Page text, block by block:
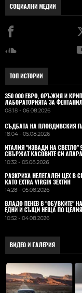
СОЦИАЛНИ МЕДИИ
ТОП ИСТОРИИ
350 000 ЕВРО, ОРЪЖИЯ И
ЛАБОРАТОРИЯТА ЗА
08:18 - 06.08.2026
СЪДБАТА НА ПЛОВДИВСКИЯ
18:04 - 05.08.2026
ИТАЛИЯ "ИЗВАДИ НА
СВЪРЖАТ КАСОВИТЕ СИ
10:32 - 05.08.2026
РАЗКРИХА НЕЛЕГАЛЕН ЦЕХ В
КАТО EXTRA VIRGIN ЗЕХТИН
14:28 - 05.08.2026
ВЛАДO ПЕНЕВ В "ОБУВКИТЕ"
ЕДНИ И СЪЩИ НЕЩА ПО
10:52 - 04.08.2026
ВИДЕО И ГАЛЕРИЯ